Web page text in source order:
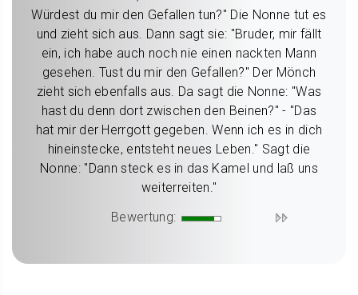
Würdest du mir den Gefallen tun?" Die Nonne tut es
und zieht sich aus. Dann sagt sie: "Bruder, mir fällt
ein, ich habe auch noch nie einen nackten Mann
gesehen. Tust du mir den Gefallen?" Der Mönch
zieht sich ebenfalls aus. Da sagt die Nonne: "Was
hast du denn dort zwischen den Beinen?" - "Das
hat mir der Herrgott gegeben. Wenn ich es in dich
hineinstecke, entsteht neues Leben." Sagt die
Nonne: "Dann steck es in das Kamel und laß uns
weiterreiten."
Bewertung: